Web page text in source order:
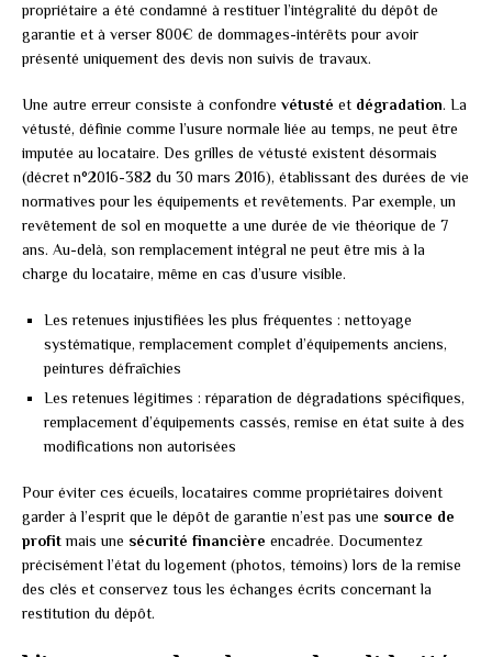
propriétaire a été condamné à restituer l’intégralité du dépôt de
garantie et à verser 800€ de dommages-intérêts pour avoir
présenté uniquement des devis non suivis de travaux.
Une autre erreur consiste à confondre vétusté et dégradation. La
vétusté, définie comme l’usure normale liée au temps, ne peut être
imputée au locataire. Des grilles de vétusté existent désormais
(décret n°2016-382 du 30 mars 2016), établissant des durées de vie
normatives pour les équipements et revêtements. Par exemple, un
revêtement de sol en moquette a une durée de vie théorique de 7
ans. Au-delà, son remplacement intégral ne peut être mis à la
charge du locataire, même en cas d’usure visible.
Les retenues injustifiées les plus fréquentes : nettoyage
systématique, remplacement complet d’équipements anciens,
peintures défraîchies
Les retenues légitimes : réparation de dégradations spécifiques,
remplacement d’équipements cassés, remise en état suite à des
modifications non autorisées
Pour éviter ces écueils, locataires comme propriétaires doivent
garder à l’esprit que le dépôt de garantie n’est pas une source de
profitmais une sécurité financière encadrée. Documentez
précisément l’état du logement (photos, témoins) lors de la remise
des clés et conservez tous les échanges écrits concernant la
restitution du dépôt.